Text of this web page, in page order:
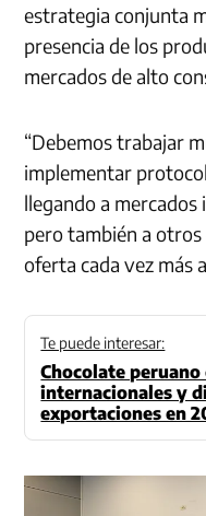
estrategia conjunta
presencia de los
mercados de alto
“Debemos trabajar
implementar
llegando a
pero también a
oferta cada vez más
Te puede interesar:
Chocolate
internacionales y
exportaciones en